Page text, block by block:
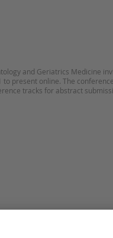
and Geriatrics Medicine
present online. The
tracks for abstract